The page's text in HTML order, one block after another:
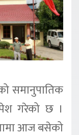
समानुपातिक
पेश गरेको छ ।
आज बसेको